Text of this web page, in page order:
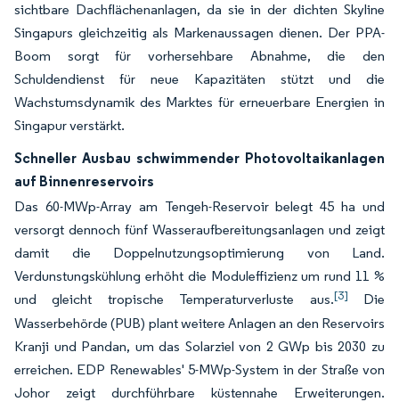
sichtbare Dachflächenanlagen, da sie in der dichten Skyline
Singapurs gleichzeitig als Markenaussagen dienen. Der PPA-
Boom sorgt für vorhersehbare Abnahme, die den
Schuldendienst für neue Kapazitäten stützt und die
Wachstumsdynamik des Marktes für erneuerbare Energien in
Singapur verstärkt.
Schneller Ausbau schwimmender Photovoltaikanlagen
auf Binnenreservoirs
Das 60-MWp-Array am Tengeh-Reservoir belegt 45 ha und
versorgt dennoch fünf Wasseraufbereitungsanlagen und zeigt
damit die Doppelnutzungsoptimierung von Land.
Verdunstungskühlung erhöht die Moduleffizienz um rund 11 %
und gleicht tropische Temperaturverluste aus.[3] Die
Wasserbehörde (PUB) plant weitere Anlagen an den Reservoirs
Kranji und Pandan, um das Solarziel von 2 GWp bis 2030 zu
erreichen. EDP Renewables' 5-MWp-System in der Straße von
Johor zeigt durchführbare küstennahe Erweiterungen.